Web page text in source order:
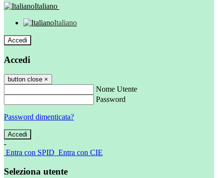
Italiano
Italiano
Accedi
Accedi
button close ×
Nome Utente
Password
Password dimenticata?
-
Entra con SPID Entra con CIE
Seleziona utente